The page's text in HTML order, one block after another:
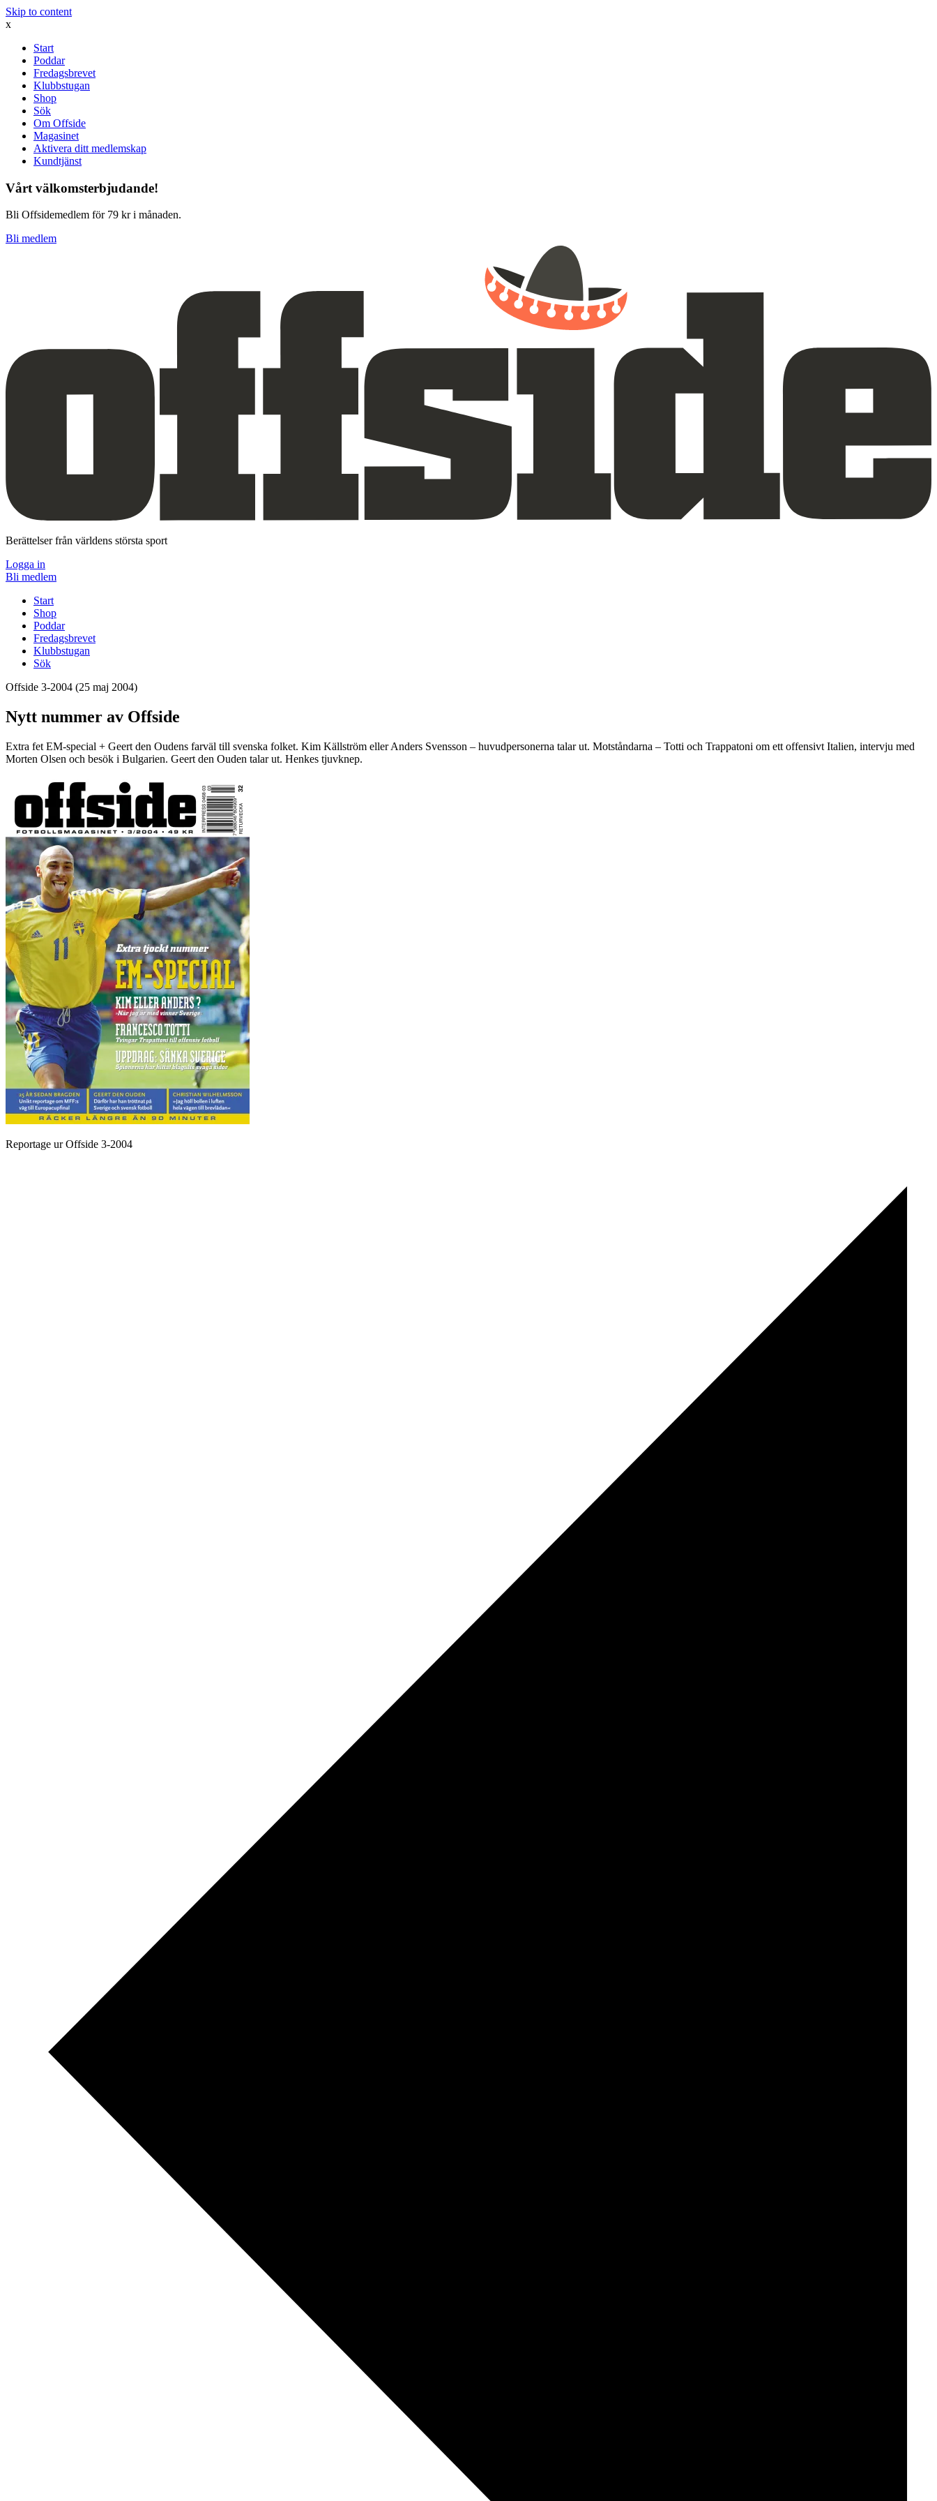
Skip to content
x
Start
Poddar
Fredagsbrevet
Klubbstugan
Shop
Sök
Om Offside
Magasinet
Aktivera ditt medlemskap
Kundtjänst
Vårt välkomsterbjudande!
Bli Offsidemedlem för 79 kr i månaden.
Bli medlem
Berättelser från världens största sport
Logga in
Bli medlem
Start
Shop
Poddar
Fredagsbrevet
Klubbstugan
Sök
Offside 3-2004 (25 maj 2004)
Nytt nummer av Offside
Extra fet EM-special + Geert den Oudens farväl till svenska folket. Kim Källström eller Anders Svensson – huvudpersonerna talar ut. Motståndarna – Totti och Trappatoni om ett offensivt Italien, intervju med
Morten Olsen och besök i Bulgarien. Geert den Ouden talar ut. Henkes tjuvknep.
Reportage ur Offside 3-2004